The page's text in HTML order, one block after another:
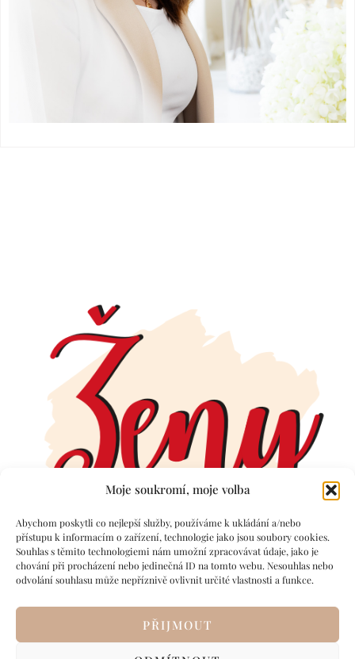
Moje soukromí, moje volba
Abychom poskytli co nejlepší služby, používáme k ukládání a/nebo
přístupu k informacím o zařízení, technologie jako jsou soubory cookies.
Souhlas s těmito technologiemi nám umožní zpracovávat údaje, jako je
chování při procházení nebo jedinečná ID na tomto webu. Nesouhlas nebo
odvolání souhlasu může nepříznivě ovlivnit určité vlastnosti a funkce.
PŘIJMOUT